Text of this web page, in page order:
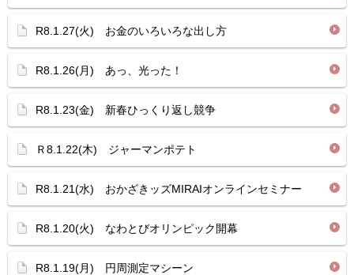
R8.1.27(火) お金のいろいろな出し方
R8.1.26(月) あっ、光った！
R8.1.23(金) 新春ひっくり返し競争
Ｒ8.1.22(木) ジャーマンポテト
R8.1.21(水) おかざきッズMIRAIオンラインセミナー
R8.1.20(火) なわとびオリンピック開幕
R8.1.19(月) 円周測定マシーン